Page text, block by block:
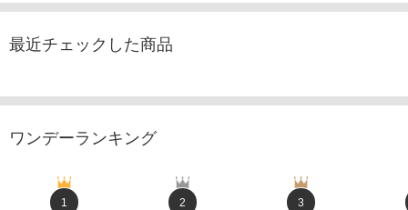
最近チェックした商品
ワンデーランキング
1 2 3